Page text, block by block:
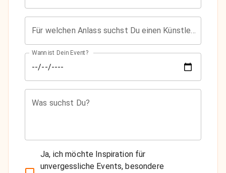
Für welchen Anlass suchst Du einen Künstler?
Wann ist Dein Event?
Was suchst Du?
Ja, ich möchte Inspiration für
unvergessliche Events, besondere